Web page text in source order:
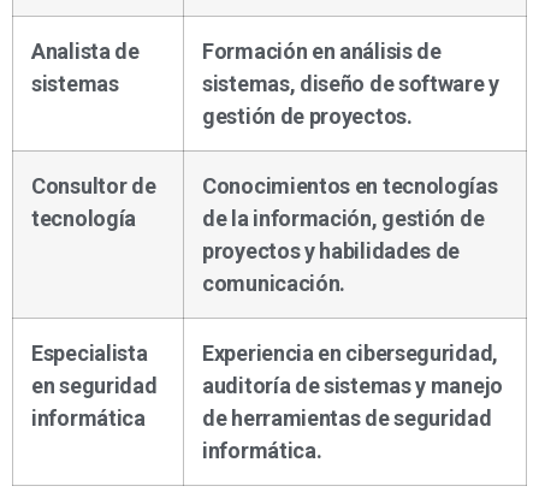
Analista de
sistemas
Formación en análisis de
sistemas, diseño de software y
gestión de proyectos.
Consultor de
tecnología
Conocimientos en tecnologías
de la información, gestión de
proyectos y habilidades de
comunicación.
Especialista
en seguridad
informática
Experiencia en ciberseguridad,
auditoría de sistemas y manejo
de herramientas de seguridad
informática.